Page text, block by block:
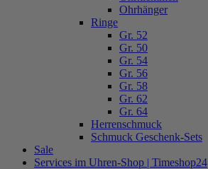
Ohrhänger
Ringe
Gr. 52
Gr. 50
Gr. 54
Gr. 56
Gr. 58
Gr. 62
Gr. 64
Herrenschmuck
Schmuck Geschenk-Sets
Sale
Services im Uhren-Shop | Timeshop24